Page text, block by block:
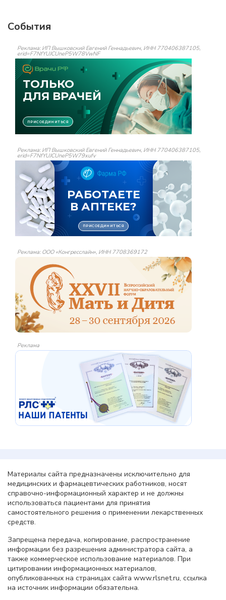
События
Реклама: ИП Вышковский Евгений Геннадьевич, ИНН 770406387105,
erid=F7NfYUJCUneP5W78VwNF
Реклама: ИП Вышковский Евгений Геннадьевич, ИНН 770406387105,
erid=F7NfYUJCUneP5W79xufv
Реклама: ООО «Конгресслайн», ИНН 7708369172
Реклама
Материалы сайта предназначены исключительно для
медицинских и фармацевтических работников, носят
справочно-информационный характер и не должны
использоваться пациентами для принятия
самостоятельного решения о применении лекарственных
средств.
Запрещена передача, копирование, распространение
информации без разрешения администратора сайта, а
также коммерческое использование материалов. При
цитировании информационных материалов,
опубликованных на страницах сайта www.rlsnet.ru, ссылка
на источник информации обязательна.